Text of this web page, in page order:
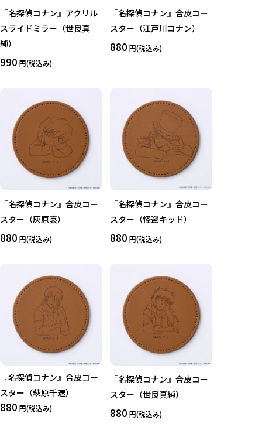
『名探偵コナン』アクリル
スライドミラー（世良真
純）
990 円(税込み)
『名探偵コナン』合皮コー
スター（江戸川コナン）
880 円(税込み)
『名探偵コナン』合皮コー
スター（灰原哀）
880 円(税込み)
『名探偵コナン』合皮コー
スター（怪盗キッド）
880 円(税込み)
『名探偵コナン』合皮コー
スター（萩原千速）
880 円(税込み)
『名探偵コナン』合皮コー
スター（世良真純）
880 円(税込み)